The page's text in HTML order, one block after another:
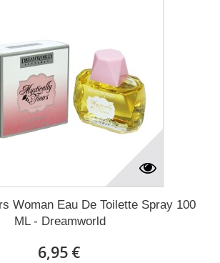
Woman Eau De Toilette Spray 100
ML - Dreamworld
6,95 €